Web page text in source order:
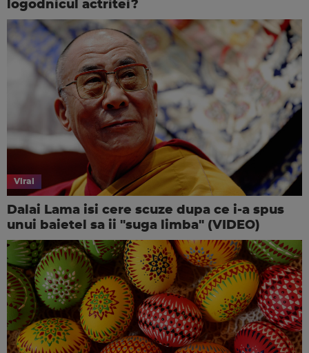
logodnicul actritei?
Viral
Dalai Lama isi cere scuze dupa ce i-a spus
unui baietel sa ii "suga limba" (VIDEO)